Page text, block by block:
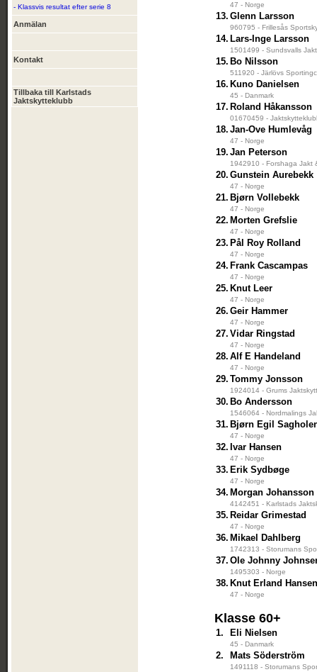
- Klassvis resultat efter serie 8
Anmälan
Kontakt
Tillbaka till Karlstads
Jaktskytteklubb
47 - Norge
13. Glenn Larsson
960795 - Frillesås
14. Lars-Inge Larsson
1501499 - Sundsvalls
15. Bo Nilsson
511920 - Järlövs
16. Kuno Danielsen
45 - Danmark
17. Roland Håkansson
01670459 -
18. Jan-Ove Humlevåg
47 - Norge
19. Jan Peterson
1942910 - Forshaga Jakt
20. Gunstein Aurebekk
47 - Norge
21. Bjørn Vollebekk
47 - Norge
22. Morten Grefslie
47 - Norge
23. Pål Roy Rolland
47 - Norge
24. Frank Cascampas
47 - Norge
25. Knut Leer
47 - Norge
26. Geir Hammer
47 - Norge
27. Vidar Ringstad
47 - Norge
28. Alf E Handeland
47 - Norge
29. Tommy Jonsson
1924014 - Grums
30. Bo Andersson
1546064 - Nordmalings
31. Bjørn Egil
47 - Norge
32. Ivar Hansen
47 - Norge
33. Erik Sydbøge
47 - Norge
34. Morgan Johansson
4142451 - Karlstads
35. Reidar Grimestad
47 - Norge
36. Mikael Dahlberg
1742313 - Storumans
37. Ole Johnny
1495303 - Norge
38. Knut Erland Hansen
47 - Norge
Klasse 60+
1. Eli Nielsen
45 - Danmark
2. Mats Söderström
1491118 - Storumans